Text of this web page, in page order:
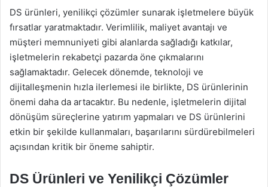
DS ürünleri, yenilikçi çözümler sunarak işletmelere büyük
fırsatlar yaratmaktadır. Verimlilik, maliyet avantajı ve
müşteri memnuniyeti gibi alanlarda sağladığı katkılar,
işletmelerin rekabetçi pazarda öne çıkmalarını
sağlamaktadır. Gelecek dönemde, teknoloji ve
dijitalleşmenin hızla ilerlemesi ile birlikte, DS ürünlerinin
önemi daha da artacaktır. Bu nedenle, işletmelerin dijital
dönüşüm süreçlerine yatırım yapmaları ve DS ürünlerini
etkin bir şekilde kullanmaları, başarılarını sürdürebilmeleri
açısından kritik bir öneme sahiptir.
DS Ürünleri ve Yenilikçi Çözümler